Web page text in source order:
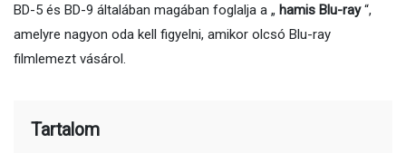
BD-5 és BD-9 általában magában foglalja a „ hamis Blu-ray“,
amelyre nagyon oda kell figyelni, amikor olcsó Blu-ray
filmlemezt vásárol.
Tartalom